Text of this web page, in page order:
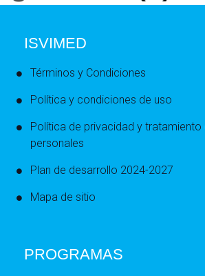
ISVIMED
Términos y Condiciones
Política y condiciones de uso
Política de privacidad y tratamiento
personales
Plan de desarrollo 2024-2027
Mapa de sitio
PROGRAMAS